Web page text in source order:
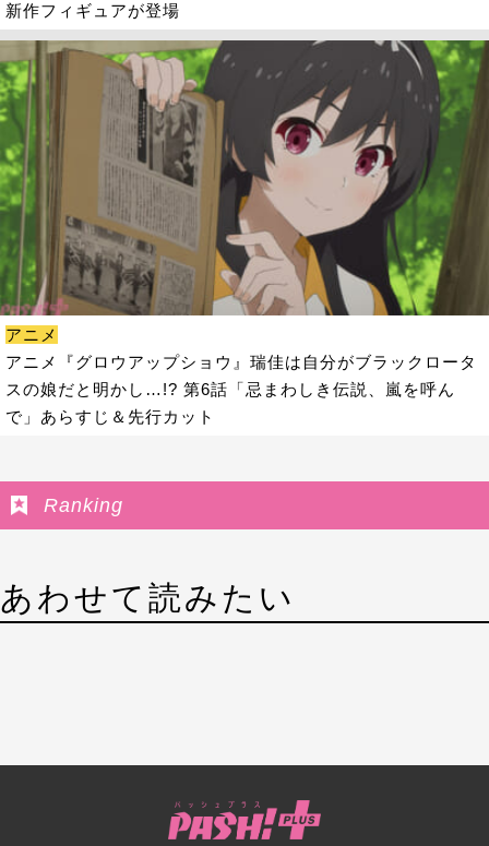
新作フィギュアが登場
アニメ
アニメ『グロウアップショウ』瑞佳は自分がブラックロータ
スの娘だと明かし…!? 第6話「忌まわしき伝説、嵐を呼ん
で」あらすじ＆先行カット
Ranking
あわせて読みたい